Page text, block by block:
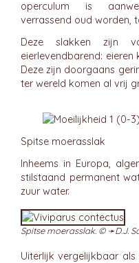
operculum is
verrassend oud worden,
Deze slakken zijn
eierlevendbarend:
Deze zijn doorgaans
ter wereld komen al vrij
Spitse moerasslak
Inheems in Europa,
stilstaand permanent
zuur water.
Spitse moerasslak. © ➛D.J.
Uiterlijk vergelijkbaar